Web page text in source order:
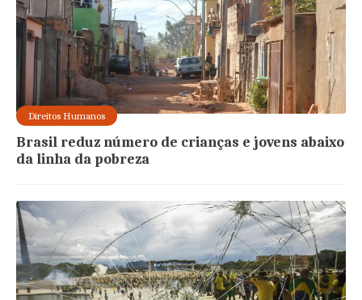
Direitos Humanos
Brasil reduz número de crianças e jovens abaixo
da linha da pobreza